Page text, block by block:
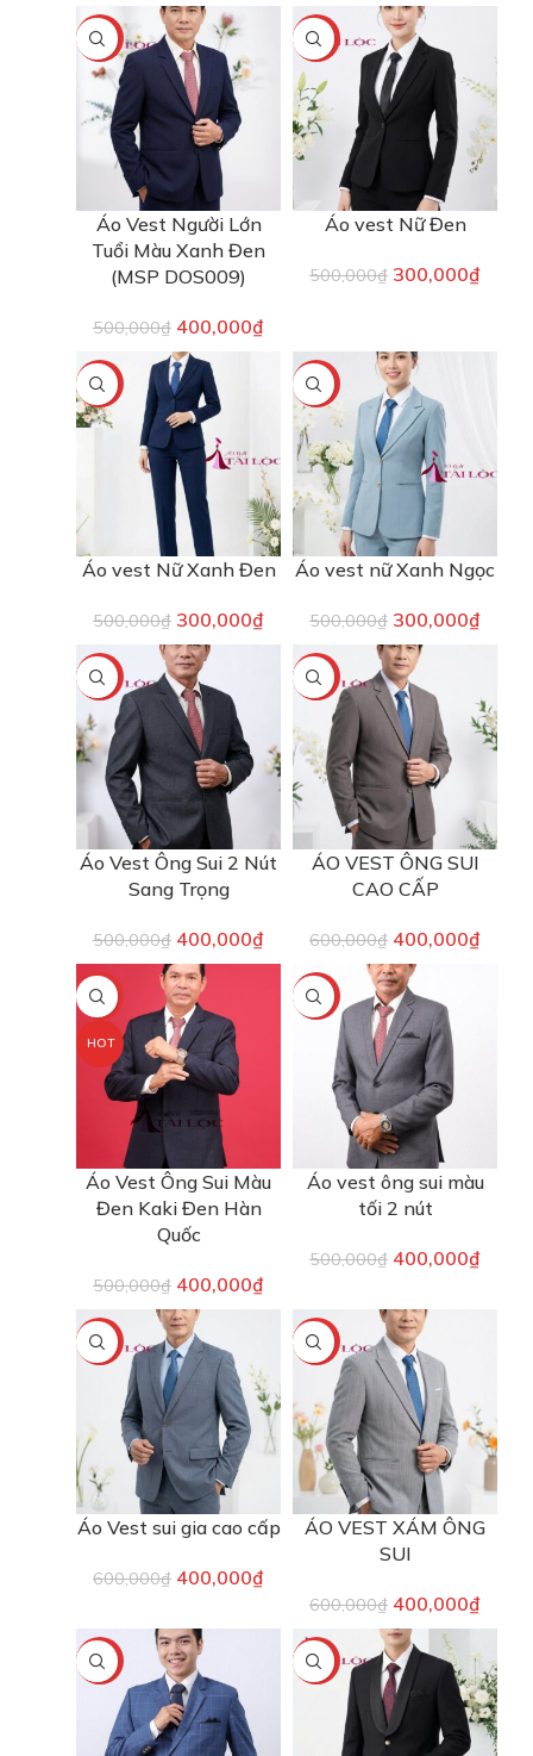
-20%
Áo Vest Người Lớn
Tuổi Màu Xanh Đen
(MSP DOS009)
500,000₫ 400,000₫
-40%
Áo vest Nữ Đen
500,000₫ 300,000₫
-40%
Áo vest Nữ Xanh Đen
500,000₫ 300,000₫
-40%
Áo vest nữ Xanh Ngọc
500,000₫ 300,000₫
-20%
Áo Vest Ông Sui 2 Nút
Sang Trọng
500,000₫ 400,000₫
-33%
ÁO VEST ÔNG SUI
CAO CẤP
600,000₫ 400,000₫
-20%
HOT
Áo Vest Ông Sui Màu
Đen Kaki Đen Hàn
Quốc
500,000₫ 400,000₫
-20%
Áo vest ông sui màu
tối 2 nút
500,000₫ 400,000₫
-33%
Áo Vest sui gia cao cấp
600,000₫ 400,000₫
-33%
ÁO VEST XÁM ÔNG
SUI
600,000₫ 400,000₫
-20% -20%